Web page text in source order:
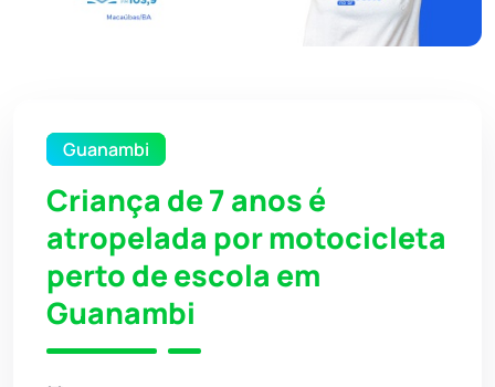
Guanambi
Criança de 7 anos é
atropelada por motocicleta
perto de escola em
Guanambi